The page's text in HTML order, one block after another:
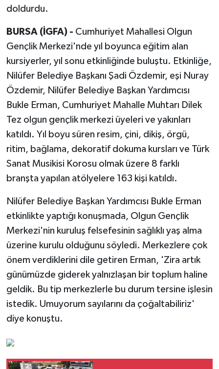
doldurdu.
BURSA (İGFA) - Cumhuriyet Mahallesi Olgun
Gençlik Merkezi'nde yıl boyunca eğitim alan
kursiyerler, yıl sonu etkinliğinde buluştu. Etkinliğe,
Nilüfer Belediye Başkanı Şadi Özdemir, eşi Nuray
Özdemir, Nilüfer Belediye Başkan Yardımcısı
Bukle Erman, Cumhuriyet Mahalle Muhtarı Dilek
Tez olgun gençlik merkezi üyeleri ve yakınları
katıldı. Yıl boyu süren resim, çini, dikiş, örgü,
ritim, bağlama, dekoratif dokuma kursları ve Türk
Sanat Musikisi Korosu olmak üzere 8 farklı
branşta yapılan atölyelere 163 kişi katıldı.
Nilüfer Belediye Başkan Yardımcısı Bukle Erman
etkinlikte yaptığı konuşmada, Olgun Gençlik
Merkezi'nin kuruluş felsefesinin sağlıklı yaş alma
üzerine kurulu olduğunu söyledi. Merkezlere çok
önem verdiklerini dile getiren Erman, 'Zira artık
günümüzde giderek yalnızlaşan bir toplum haline
geldik. Bu tip merkezlerle bu durum tersine işlesin
istedik. Umuyorum sayılarını da çoğaltabiliriz'
diye konuştu.